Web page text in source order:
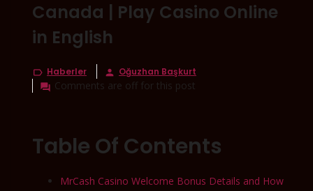
Canada | Play Casino Online
in English
 Haberler  Oğuzhan Başkurt
 Comments are off for this post
Table Of Contents
MrCash Casino Welcome Bonus Details and How